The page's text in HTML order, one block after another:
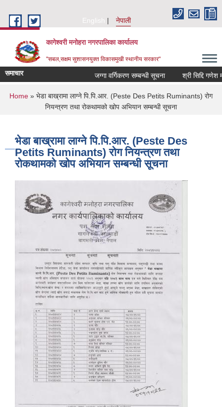
English
नेपाली
कागेश्वरी मनोहरा नगरपालिका कार्यालय
"सबल,सक्षम सुशासनयुक्त विकासमुखी स्थानीय सरकार"
समाचार जग्गा वर्गिकरण सम्बन्धी सूचना श्री सिद्दि गणेश मा.वि.
You are here
Home » भेडा बाख्रामा लाग्ने पि.पि.आर. (Peste Des Petits Ruminants) रोग
नियन्त्रण तथा रोकथामको खोप अभियान सम्बन्धी सूचना
भेडा बाख्रामा लाग्ने पि.पि.आर. (Peste Des
Petits Ruminants) रोग नियन्त्रण तथा
रोकथामको खोप अभियान सम्बन्धी सूचना